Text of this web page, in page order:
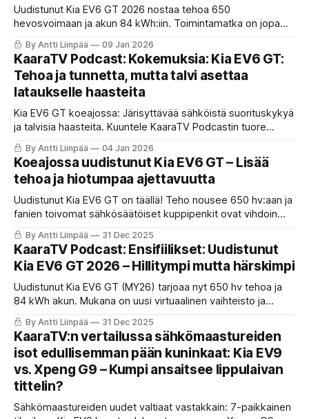
Uudistunut Kia EV6 GT 2026 nostaa tehoa 650
hevosvoimaan ja akun 84 kWh:iin. Toimintamatka on jopa
450 km WLTP. KaaraTV:n Antti Liinpää koeajaa tämän
brutaalin sähkötykin: virtuaalivaihteisto, säädettävät
kuppipenkit ja nopea 800V lataus.
By Antti Liinpää 09 Jan 2026
KaaraTV Podcast: Kokemuksia: Kia EV6 GT:
Tehoa ja tunnetta, mutta talvi asettaa
lataukselle haasteita
Kia EV6 GT koeajossa: Järisyttävää sähköistä suorituskykyä
ja talvisia haasteita. Kuuntele KaaraTV Podcastin tuore
raportti siitä, miten uusi 650-hevosvoimainen Kia suoriutuu
Suomen tammikuun pakkasista, latausnopeuksista ja
arkikäytöstä.
By Antti Liinpää 04 Jan 2026
Koeajossa uudistunut Kia EV6 GT – Lisää
tehoa ja hiotumpaa ajettavuutta
Uudistunut Kia EV6 GT on täällä! Teho nousee 650 hv:aan ja
fanien toivomat sähkösäätöiset kuppipenkit ovat vihdoin
mukana. KaaraTV testasi voimanpesän Suomen talvessa –
onko tässä sähköautojen uusi kuningas, joka haastaa jopa
Ioniq 5 N:n? Lue koeajo ja katso POV-testivideo!
By Antti Liinpää 31 Dec 2025
KaaraTV Podcast: Ensifiilikset: Uudistunut
Kia EV6 GT 2026 – Hillitympi mutta härskimpi
Uudistunut Kia EV6 GT (MY26) tarjoaa nyt 650 hv tehoa ja
84 kWh akun. Mukana on uusi virtuaalinen vaihteisto ja
säädettävä alusta. Kattava vakiovarustelu ja sivistynyt tyyli
hintaan 68 690 €. Lue ja kuuntele KaaraTV Podcastista
ensituntumat tehopakkauksesta!
By Antti Liinpää 31 Dec 2025
KaaraTV:n vertailussa sähkömaastureiden
isot edullisemman pään kuninkaat: Kia EV9
vs. Xpeng G9 – Kumpi ansaitsee lippulaivan
tittelin?
Sähkömaastureiden uudet valtiaat vastakkain: 7-paikkainen